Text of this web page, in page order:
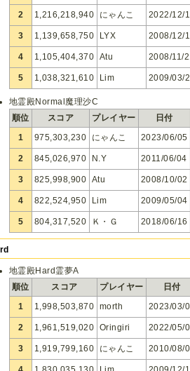
2
1,216,218,940 にゃんこ 2022/12/
3
1,139,658,750 LYX 2008/12/
4
1,105,404,370 Atu 2008/11/
5
1,038,321,610 Lim 2009/03/
地霊殿Normal魔理沙C
順位
スコア プレイヤー 日付
1
975,303,230 にゃんこ 2023/06/05
2
845,026,970 N.Y 2011/06/04
3
825,998,900 Atu 2008/10/02
4
822,524,950 Lim 2009/05/04
5
804,317,520 Ｋ・Ｇ 2018/06/16
地霊殿Hard霊夢A
順位
スコア プレイヤー 日付
1
1,998,503,870 morth 2023/03/
2
1,961,519,020 Oringiri 2022/05/
3
1,919,799,160 にゃんこ 2010/08/